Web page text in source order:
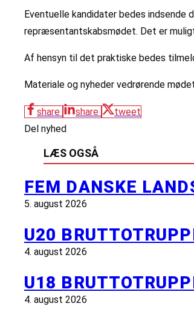
Eventuelle kandidater bedes indsende
repræsentantskabsmødet. Det er
Af hensyn til det praktiske bedes
Materiale og nyheder vedrørende
share share
tweet
Del nyhed
LÆS OGSÅ
FEM DANSKE
5. august 2026
U20
4. august 2026
U18
4. august 2026